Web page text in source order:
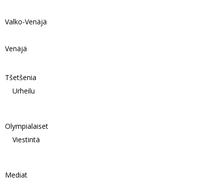
Valko-Venäjä
Venäjä
Tšetšenia
Urheilu
Olympialaiset
Viestintä
Mediat